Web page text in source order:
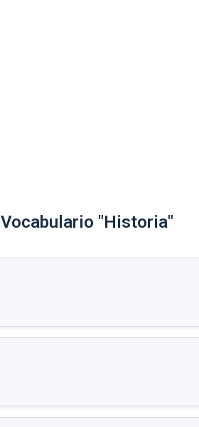
Vocabulario "Historia"